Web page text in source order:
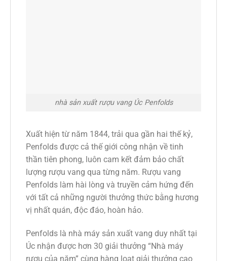
nhà sản xuất rượu vang Úc Penfolds
Xuất hiện từ năm 1844, trải qua gần hai thế kỷ,
Penfolds được cả thế giới công nhận về tinh
thần tiên phong, luôn cam kết đảm bảo chất
lượng rượu vang qua từng năm. Rượu vang
Penfolds làm hài lòng và truyền cảm hứng đến
với tất cả những người thưởng thức bằng hương
vị nhất quán, độc đáo, hoàn hảo.
Penfolds là nhà máy sản xuất vang duy nhất tại
Úc nhận được hơn 30 giải thưởng “Nhà máy
rượu của năm” cùng hàng loạt giải thưởng cao